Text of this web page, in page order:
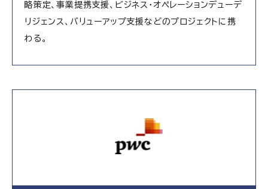
略策定、事業提携支援、ビジネス・オペレーションデューデ
リジェンス、バリューアップ支援などのプロジェクトに携
わる。